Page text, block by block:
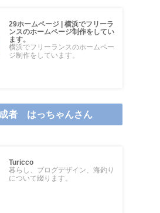
29ホームページ | 横浜でフリーラ
ンスのホームページ制作をしてい
ます。
横浜でフリーランスのホームペー
ジ制作をしています。
者 はっちゃんさん
Turicco
暮らし、ブログデザイン、海釣り
について綴ります。